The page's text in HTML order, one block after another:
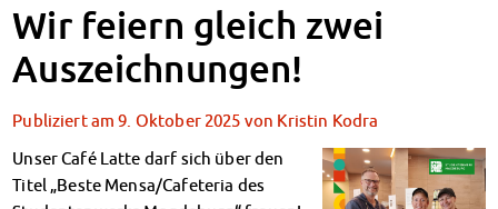
Dokumente
BAföG-Sprechstunden
Kredite & Stipendien
Mensen & Cafeterien
Heute in unseren Mensen
JoGo – Studibar + Eventspace
Wir feiern gleich zwei
Auszeichnungen!
Publiziert am 9. Oktober 2025 von Kristin Kodra
Unser Café Latte darf sich über den
Titel „Beste Mensa/Cafeteria des